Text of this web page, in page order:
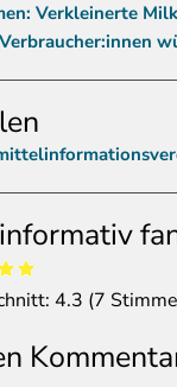
Verkleinerte
4.3 (7